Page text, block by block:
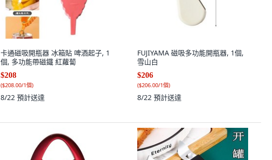
卡通磁吸開瓶器 冰箱貼 啤酒起子, 1
個, 多功能帶磁鐵 紅蘿蔔
$208
($208.00/1個)
8/22 預計送達
FUJIYAMA 磁吸多功能開瓶器, 1個,
雪山白
$206
($206.00/1個)
8/22 預計送達